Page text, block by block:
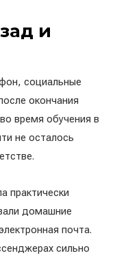
и
социальные
окончания
время обучения в
не осталось
практически
домашние
почта.
сильно